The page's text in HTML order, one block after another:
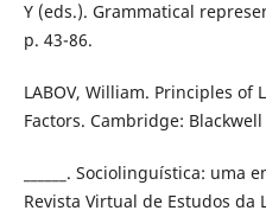
Y (eds.). Grammatical
p. 43-86.
LABOV, William. Principles
Factors. Cambridge:
______. Sociolinguística:
Revista Virtual de Estudos da